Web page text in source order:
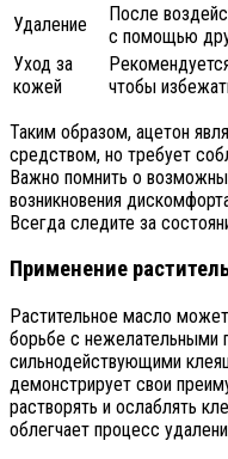
Удаление
После
с помощью
Уход за
кожей
чтобы
Таким образом, ацетон
средством, но требует
Важно помнить о
возникновения
Всегда следите за
Применение
Растительное масло
борьбе с нежелательными
сильнодействующими
демонстрирует свои
растворять и ослаблять
облегчает процесс